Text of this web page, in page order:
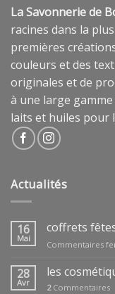
La Savonnerie de
racines dans la
premières
couleurs et des
originales et de
à une large
laits et huiles pour
Actualités
16
Mai
coffrets
Commentaires
28
Avr
les
2Commentaires